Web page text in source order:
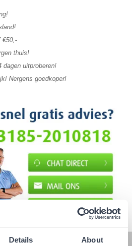
Details About
€50,-
thuis!
dagen uitproberen!
Nergens goedkoper!